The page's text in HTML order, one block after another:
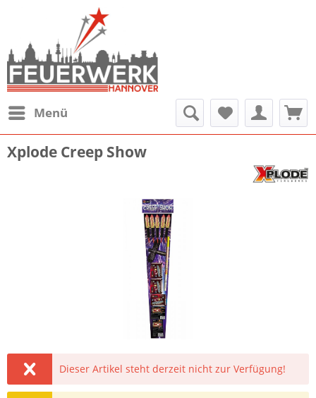
Menü
Xplode Creep Show
Dieser Artikel steht derzeit nicht zur Verfügung!